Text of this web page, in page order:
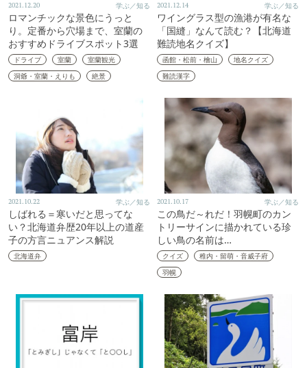
2021.12.20 学ぶ／知る
ロマンチックな景色にうっと
り。定番から穴場まで、室蘭の
おすすめドライブスポット3選
ドライブ 室蘭
室蘭観光
洞爺・室蘭・えりも
絶景
2021.12.14 学ぶ／知る
ワイングラス型の漁港が有名な
「国縫」なんて読む？【北海道
難読地名クイズ】
函館・松前・檜山
地名クイズ
難読漢字
2021.10.22 学ぶ／知る
しばれる＝寒いだと思ってな
い？北海道弁歴20年以上の道産
子の方言ニュアンス解説
北海道弁
2021.10.17 学ぶ／知る
この鳥だ～れだ！羽幌町のカン
トリーサインに描かれている珍
しい鳥の名前は…
クイズ
稚内・留萌・音威子府
羽幌